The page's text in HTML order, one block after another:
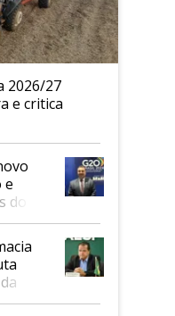
2026/27
e critica
e
do